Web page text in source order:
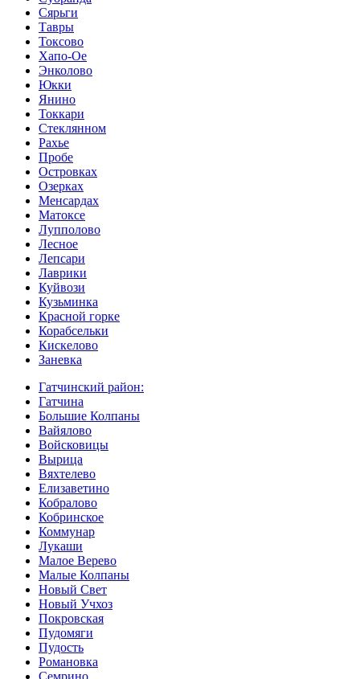
Сярьги
Тавры
Токсово
Хапо-Ое
Энколово
Юкки
Янино
Токкари
Стеклянном
Рахье
Пробе
Островках
Озерках
Менсардах
Матоксе
Лупполово
Лесное
Лепсари
Лаврики
Куйвози
Кузьминка
Красной горке
Корабсельки
Кискелово
Заневка
Гатчинский район:
Гатчина
Большие Колпаны
Вайялово
Войсковицы
Вырица
Вяхтелево
Елизаветино
Кобралово
Кобринское
Коммунар
Лукаши
Малое Верево
Малые Колпаны
Новый Свет
Новый Учхоз
Покровская
Пудомяги
Пудость
Романовка
Семрино